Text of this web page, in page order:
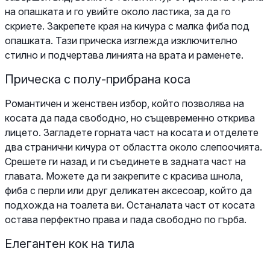
на опашката и го увийте около ластика, за да го
скриете. Закрепете края на кичура с малка фиба под
опашката. Тази прическа изглежда изключително
стилно и подчертава линията на врата и раменете.
Прическа с полу-прибрана коса
Романтичен и женствен избор, който позволява на
косата да пада свободно, но същевременно открива
лицето. Загладете горната част на косата и отделете
два странични кичура от областта около слепоочията.
Срешете ги назад и ги съединете в задната част на
главата. Можете да ги закрепите с красива шнола,
фиба с перли или друг деликатен аксесоар, който да
подхожда на тоалета ви. Останалата част от косата
остава перфектно права и пада свободно по гърба.
Елегантен кок на тила